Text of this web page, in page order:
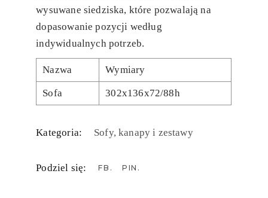
wysuwane siedziska, które pozwalają na
dopasowanie pozycji według
indywidualnych potrzeb.
Nazwa Wymiary
Sofa 302x136x72/88h
Kategoria: Sofy, kanapy i zestawy
Podziel się: FB PIN